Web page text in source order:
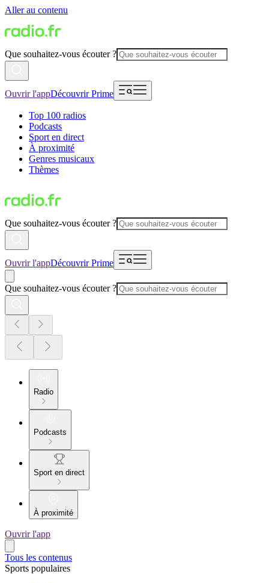
Aller au contenu
Que souhaitez-vous écouter ?
Ouvrir l'appDécouvrir Prime
Top 100 radios
Podcasts
Sport en direct
À proximité
Genres musicaux
Thèmes
Que souhaitez-vous écouter ?
Ouvrir l'appDécouvrir Prime
Que souhaitez-vous écouter ?
Radio
Podcasts
Sport en direct
À proximité
Ouvrir l'app
Tous les contenus
Sports populaires